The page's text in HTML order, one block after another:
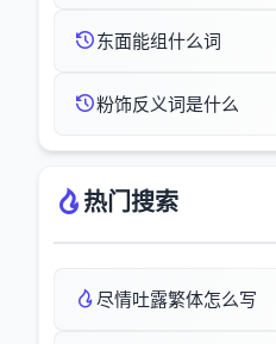
东面能组什么词
粉饰反义词是什么
热门搜索
尽情吐露繁体怎么写